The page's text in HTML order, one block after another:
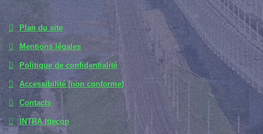
Plan du site
Mentions légales
Politique de confidentialité
Accessibilité (non conforme)
Contacts
INTRA Ittecop